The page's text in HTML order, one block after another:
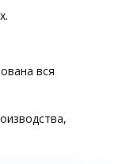
вся